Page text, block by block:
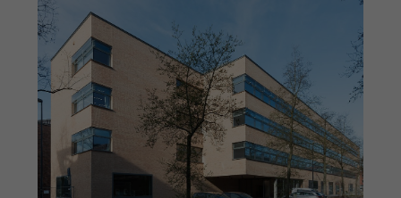
RIEMCHENKOLLEKTIONEN TONWERK
ALLGEMEINE RIEMCHENKOLLEKTIONEN
PETERSEN TEGL
RECYCLING-ZIEGEL
RE-USE-ZIEGEL
GLASUR-ZIEGEL
RE-USE-MÖRTEL
FASSADENPLANUNG (SCHWEIZ)